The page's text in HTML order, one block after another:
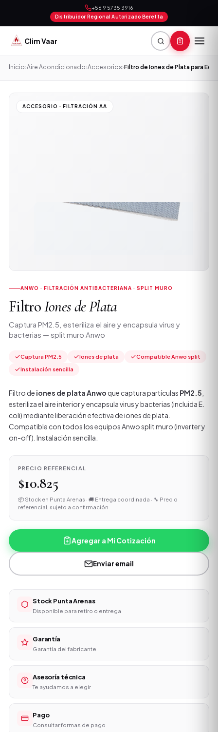
+56 9 5735 3916
Distribuidor Regional Autorizado Beretta
Clim Vaar
Inicio›Aire Acondicionado›Accesorios›Filtro de Iones de Plata para
ACCESORIO · FILTRACIÓN AA
ANWO · FILTRACIÓN ANTIBACTERIANA · SPLIT MURO
FiltroIones de Plata
Captura PM2.5, esteriliza el aire y encapsula virus y
bacterias — split muro Anwo
Captura PM2.5 Iones de plata
Compatible Anwo split
Instalación sencilla
Filtro de iones de plata Anwo que captura partículas PM2.5
esteriliza el aire interior y encapsula virus y bacterias (incluida E.
coli) mediante liberación efectiva de iones de plata.
Compatible con todos los equipos Anwo split muro (inverter y
on-off). Instalación sencilla.
PRECIO REFERENCIAL
$10.825
📦 Stock en Punta Arenas · 🚚 Entrega coordinada · 🔧 Precio
referencial, sujeto a confirmación
Agregar a Mi Cotización
Enviar email
Stock Punta Arenas
Disponible para retiro o entrega
Garantía
Garantía del fabricante
Asesoría técnica
Te ayudamos a elegir
Pago
Consultar formas de pago